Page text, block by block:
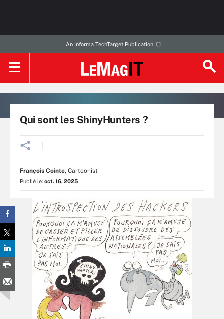
An Informa TechTarget Publication
Qui sont les ShinyHunters ?
François Cointe, Cartoonist
Publié le: oct. 16, 2025